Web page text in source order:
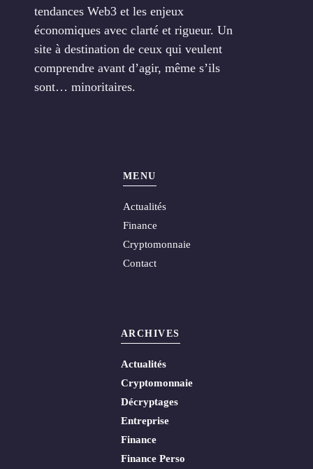
tendances Web3 et les enjeux
économiques avec clarté et rigueur. Un
site à destination de ceux qui veulent
comprendre avant d’agir, même s’ils
sont… minoritaires.
MENU
Actualités
Finance
Cryptomonnaie
Contact
ARCHIVES
Actualités
Cryptomonnaie
Décryptages
Entreprise
Finance
Finance Perso